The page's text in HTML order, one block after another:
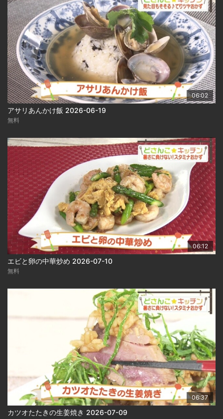
06:02
アサリあんかけ飯 2026-06-19
無料
06:12
エビと卵の中華炒め 2026-07-10
無料
06:37
カツオたたきの生姜焼き 2026-07-09